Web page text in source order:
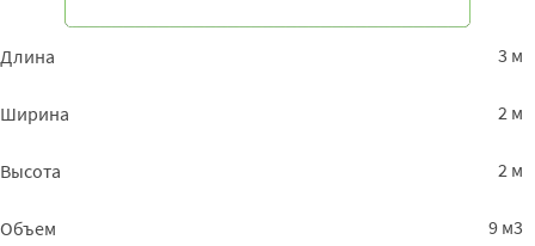
Длина 3 м
Ширина 2 м
Высота 2 м
Объем 9 м3